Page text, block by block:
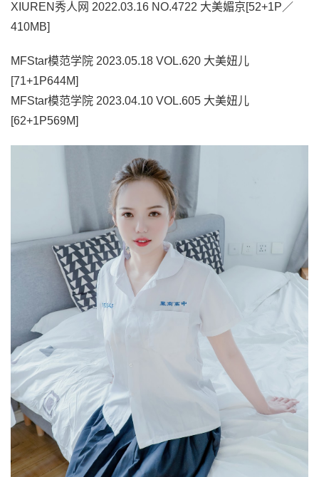
XIUREN秀人网 2022.03.16 NO.4722 大美媚京[52+1P／
410MB]
MFStar模范学院 2023.05.18 VOL.620 大美妞儿
[71+1P644M]
MFStar模范学院 2023.04.10 VOL.605 大美妞儿
[62+1P569M]